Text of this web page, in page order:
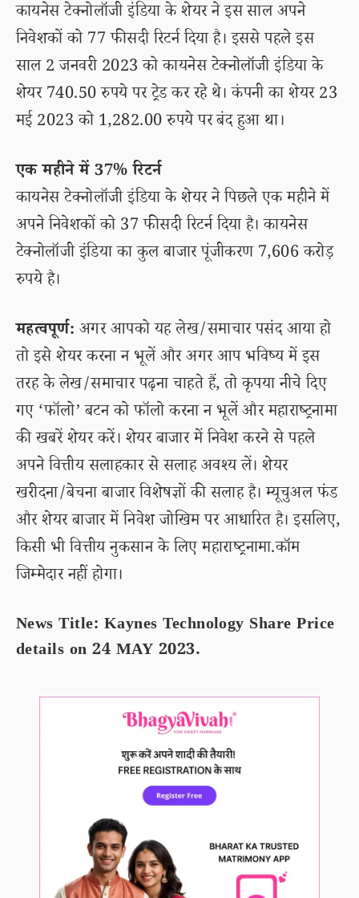
कायनेस टेक्नोलॉजी इंडिया के शेयर ने इस साल अपने
निवेशकों को 77 फीसदी रिटर्न दिया है। इससे पहले इस
साल 2 जनवरी 2023 को कायनेस टेक्नोलॉजी इंडिया के
शेयर 740.50 रुपये पर ट्रेड कर रहे थे। कंपनी का शेयर 23
मई 2023 को 1,282.00 रुपये पर बंद हुआ था।
एक महीने में 37% रिटर्न
कायनेस टेक्नोलॉजी इंडिया के शेयर ने पिछले एक महीने में
अपने निवेशकों को 37 फीसदी रिटर्न दिया है। कायनेस
टेक्नोलॉजी इंडिया का कुल बाजार पूंजीकरण 7,606 करोड़
रुपये है।
महत्वपूर्ण: अगर आपको यह लेख/समाचार पसंद आया हो
तो इसे शेयर करना न भूलें और अगर आप भविष्य में इस
तरह के लेख/समाचार पढ़ना चाहते हैं, तो कृपया नीचे दिए
गए ‘फॉलो’ बटन को फॉलो करना न भूलें और महाराष्ट्रनामा
की खबरें शेयर करें। शेयर बाजार में निवेश करने से पहले
अपने वित्तीय सलाहकार से सलाह अवश्य लें। शेयर
खरीदना/बेचना बाजार विशेषज्ञों की सलाह है। म्यूचुअल फंड
और शेयर बाजार में निवेश जोखिम पर आधारित है। इसलिए,
किसी भी वित्तीय नुकसान के लिए महाराष्ट्रनामा.कॉम
जिम्मेदार नहीं होगा।
News Title: Kaynes Technology Share Price
details on 24 MAY 2023.